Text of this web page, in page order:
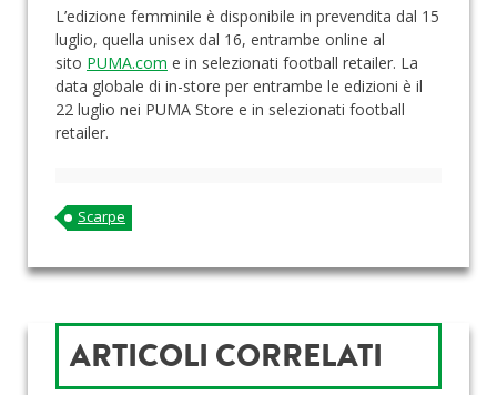
L’edizione femminile è disponibile in prevendita dal 15
luglio, quella unisex dal 16, entrambe online al
sito PUMA.com e in selezionati football retailer. La
data globale di in-store per entrambe le edizioni è il
22 luglio nei PUMA Store e in selezionati football
retailer.
Scarpe
ARTICOLI CORRELATI